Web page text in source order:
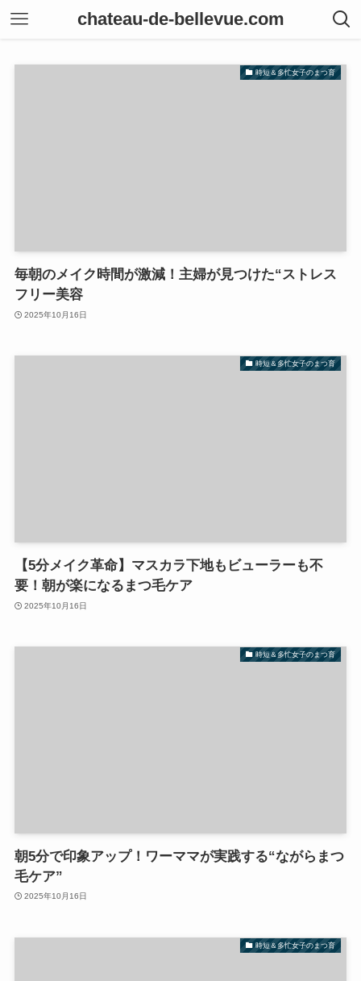
chateau-de-bellevue.com
時短＆多忙女子のまつ育
毎朝のメイク時間が激減！主婦が見つけた“ストレス
フリー美容
2025年10月16日
時短＆多忙女子のまつ育
【5分メイク革命】マスカラ下地もビューラーも不
要！朝が楽になるまつ毛ケア
2025年10月16日
時短＆多忙女子のまつ育
朝5分で印象アップ！ワーママが実践する“ながらまつ
毛ケア”
2025年10月16日
時短＆多忙女子のまつ育